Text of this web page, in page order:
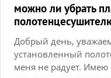
можно ли убрать
Добрый день,
установленный
меня не радует.